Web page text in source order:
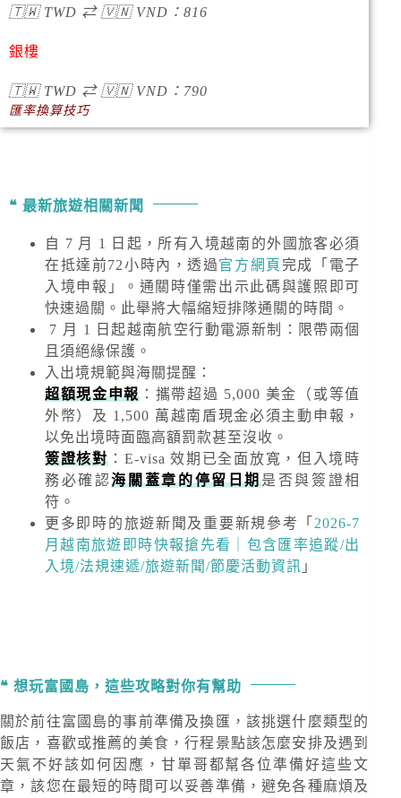
🇹🇼TWD ⇄ 🇻🇳VND ： 816
銀樓
🇹🇼TWD ⇄ 🇻🇳VND ：790
匯率換算技巧
最新旅遊相關新聞
自 7 月 1 日起，所有入境越南的外國旅客必須
在抵達前72小時內，透過官方網頁 完成「電子
入境申報」。通關時僅需出示此碼與護照即可
快速過關。此舉將大幅縮短排隊通關的時間。
7 月 1 日起越南航空行動電源新制：限帶兩個
且須絕緣保護。
入出境規範與海關提醒 ：
超額現金申報 ：攜帶超過 5,000 美金
（或等值
外幣）及 1,500 萬越南盾現金必須主動申報，
以免出境時面臨高額罰款甚至沒收。
簽證核對：E-visa 效期已全面放寬，但入境時
務必確認海關蓋章的停留日期是否與簽證相
符。
更多即時的旅遊新聞及重要新規參考「 2026-7
月越南旅遊即時快報搶先看｜包含匯率追蹤/出
入境/法規速遞/旅遊新聞/節慶活動資訊 」
想玩富國島，這些攻略對你有幫助
關於前往富國島的事前準備及換匯，該挑選什麼類型的
飯店，喜歡或推薦的美食，行程景點該怎麼安排及遇到
天氣不好該如何因應，甘單哥都幫各位準備好這些文
章，該您在最短的時間可以妥善準備，避免各種麻煩及